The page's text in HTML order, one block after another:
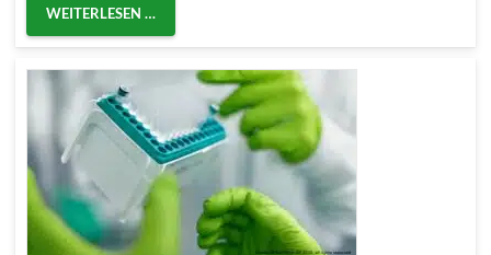
WEITERLESEN …